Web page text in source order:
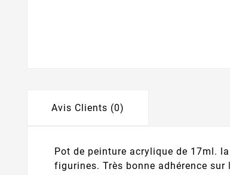
Avis Clients (0)
Pot de peinture acrylique de 17ml.
figurines. Très bonne adhérence